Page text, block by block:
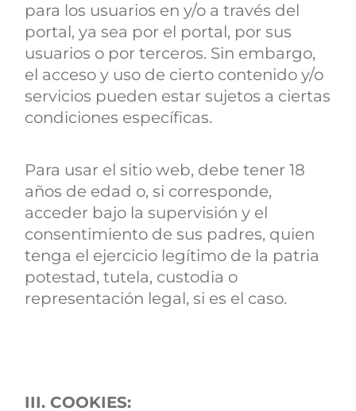
para los usuarios en y/o a través del
portal, ya sea por el portal, por sus
usuarios o por terceros. Sin embargo,
el acceso y uso de cierto contenido y/o
servicios pueden estar sujetos a ciertas
condiciones específicas.
Para usar el sitio web, debe tener 18
años de edad o, si corresponde,
acceder bajo la supervisión y el
consentimiento de sus padres, quien
tenga el ejercicio legítimo de la patria
potestad, tutela, custodia o
representación legal, si es el caso.
III. COOKIES: